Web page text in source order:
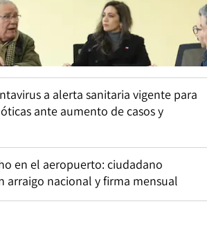
a alerta sanitaria vigente para
ante aumento de casos y
en el aeropuerto: ciudadano
arraigo nacional y firma mensual